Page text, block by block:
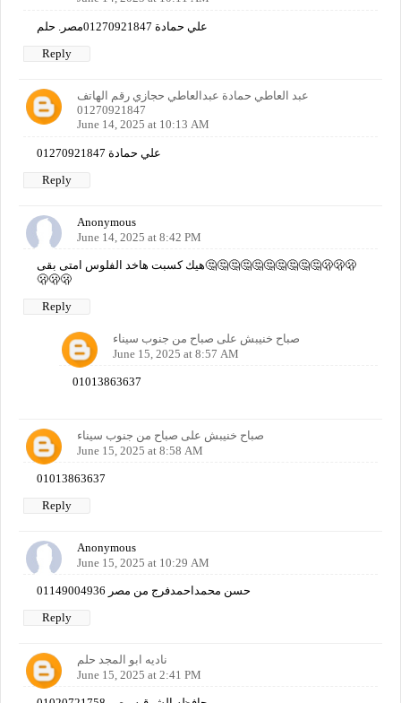
علي حمادة 01270921847مصر. حلم
Reply
عبد العاطي حمادة عبدالعاطي حجازي رقم الهاتف
01270921847
June 14, 2025 at 10:13 AM
علي حمادة 01270921847
Reply
Anonymous
June 14, 2025 at 8:42 PM
هيك كسبت هاخد الفلوس امتى بقى🤔🤔🤔🤔🤔🤔🤔🤔🤔🤔🫢🫢🫢
🫢🫢🫢
Reply
صباح خنيبش على صباح من جنوب سيناء
June 15, 2025 at 8:57 AM
01013863637
صباح خنيبش على صباح من جنوب سيناء
June 15, 2025 at 8:58 AM
01013863637
Reply
Anonymous
June 15, 2025 at 10:29 AM
حسن محمداحمدفرج من مصر 01149004936
Reply
ناديه ابو المجد حلم
June 15, 2025 at 2:41 PM